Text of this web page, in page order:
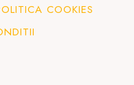
COOKIES